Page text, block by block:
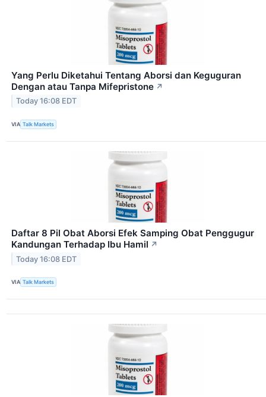
Yang Perlu Diketahui Tentang Aborsi dan Keguguran
Dengan atau Tanpa Mifepristone ↗
Today 16:08 EDT
VIA Talk Markets
Daftar 8 Pil Obat Aborsi Efek Samping Obat Penggugur
Kandungan Terhadap Ibu Hamil ↗
Today 16:08 EDT
VIA Talk Markets